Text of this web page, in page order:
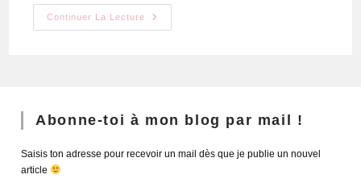
Continuer La Lecture
Abonne-toi à mon blog par mail !
Saisis ton adresse pour recevoir un mail dès que je publie un nouvel
article